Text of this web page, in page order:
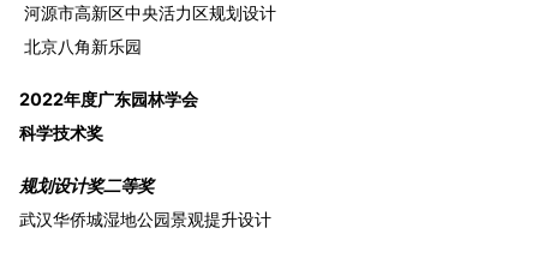
河源市高新区中央活力区规划设计
北京八角新乐园
2022年度广东园林学会
科学技术奖
规划设计奖二等奖
武汉华侨城湿地公园景观提升设计